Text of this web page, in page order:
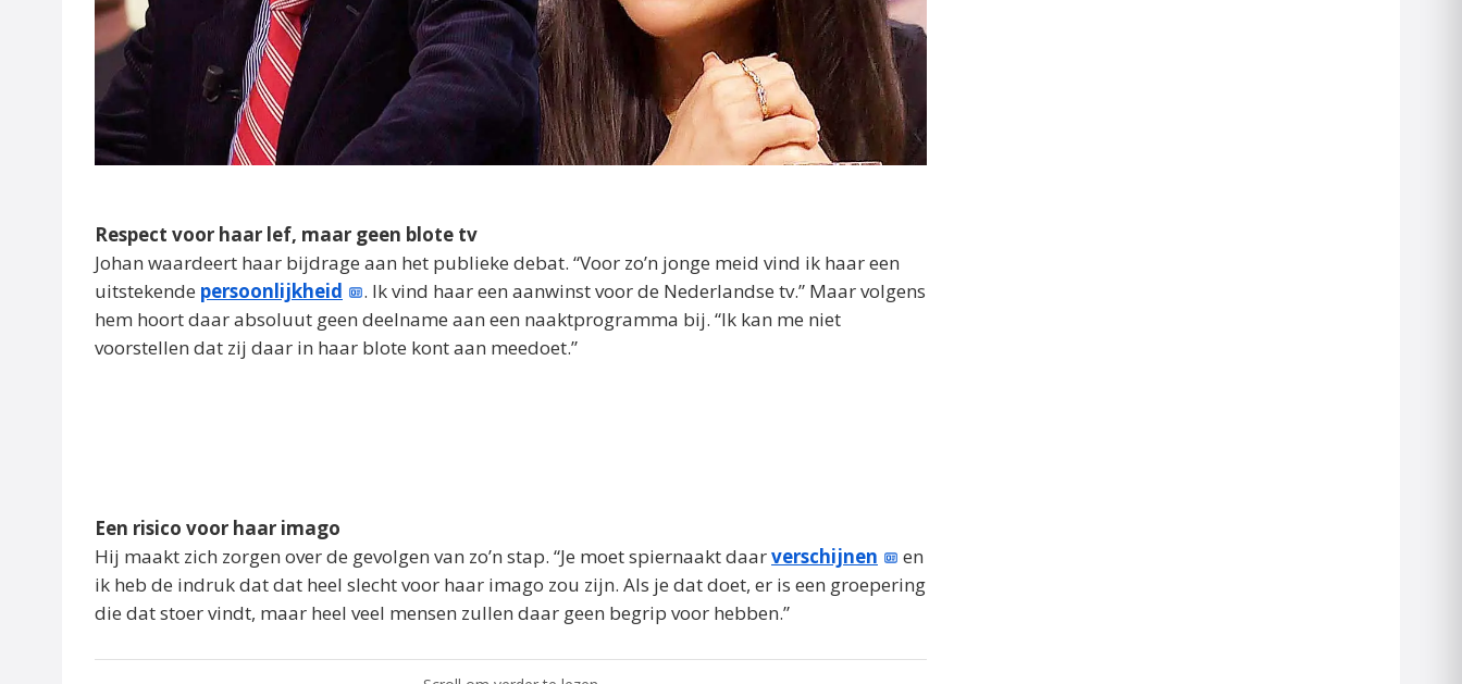
Respect voor haar lef, maar geen blote tv
Johan waardeert haar bijdrage aan het publieke debat. “Voor zo’n jonge meid vind ik haar een
uitstekende persoonlijkheid
. Ik vind haar een aanwinst voor de Nederlandse tv.” Maar volgens
hem hoort daar absoluut geen deelname aan een naaktprogramma bij. “Ik kan me niet
voorstellen dat zij daar in haar blote kont aan meedoet.”
Een risico voor haar imago
Hij maakt zich zorgen over de gevolgen van zo’n stap. “Je moet spiernaakt daarverschijnen
en
ik heb de indruk dat dat heel slecht voor haar imago zou zijn. Als je dat doet, er is een groepering
die dat stoer vindt, maar heel veel mensen zullen daar geen begrip voor hebben.”